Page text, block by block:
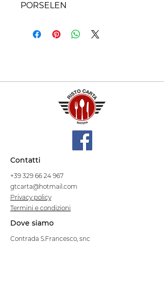
PORSELEN
Contatti
+39 329 66 24 967
gtcarta@hotmail.com
Privacy policy
Termini e condizioni
Dove siamo
Contrada S.Francesco, snc